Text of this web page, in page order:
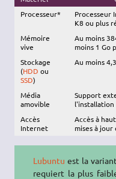
Processeur*
Processeur
K8 ou plus
Mémoire
vive
Au moins
moins 1 Go
Stockage
(HDD ou
SSD)
Au moins
Média
amovible
Support
l'installation
Accès
Internet
Accès à
mises à jour
Lubuntu est la
requiert la plus